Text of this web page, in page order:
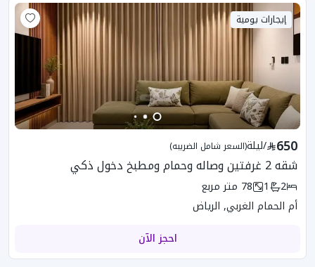
إيجارات يومية
650
/ليلة(السعر شامل الضريبه)
شقه 2 غرفتين وصاله وحمام ومطبخ دخول ذكي
2
1
78 متر مربع
أم الحمام الغربي, الرياض
احجز الآن